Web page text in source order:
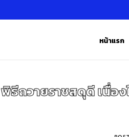
หน้าแรก
พิธีถวายราชสดุดี เนื่อง